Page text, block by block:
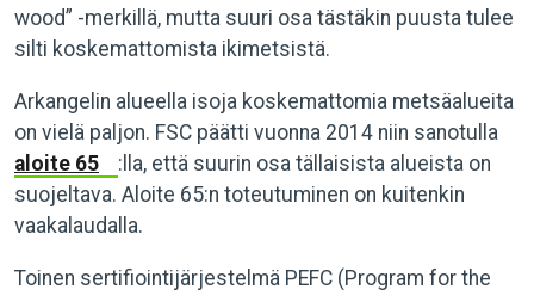
wood” -merkillä, mutta suuri osa tästäkin puusta tulee
silti koskemattomista ikimetsistä.
Arkangelin alueella isoja koskemattomia metsäalueita
on vielä paljon. FSC päätti vuonna 2014 niin sanotulla
aloite 65
:lla, että suurin osa tällaisista alueista on
suojeltava. Aloite 65:n toteutuminen on kuitenkin
vaakalaudalla.
Toinen sertifiointijärjestelmä PEFC (Program for the